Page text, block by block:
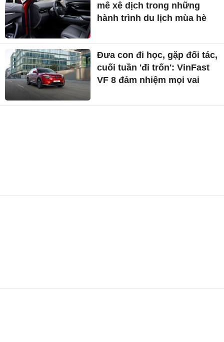
mê xê dịch trong những
hành trình du lịch mùa hè
Đưa con đi học, gặp đối tác,
cuối tuần 'đi trốn': VinFast
VF 8 đảm nhiệm mọi vai